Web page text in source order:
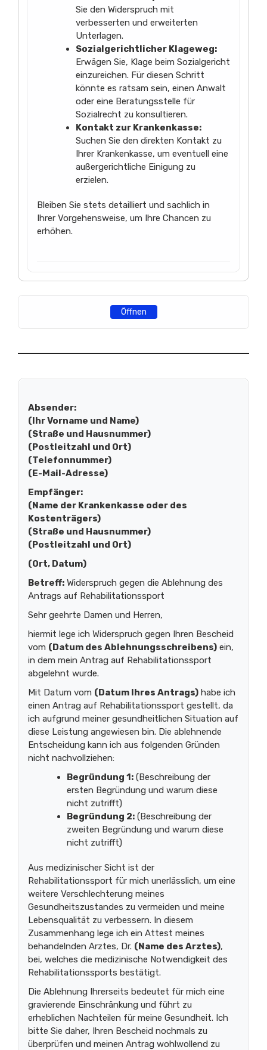
Sie den Widerspruch mit
verbesserten und erweiterten
Unterlagen.
Sozialgerichtlicher Klageweg:
Erwägen Sie, Klage beim Sozialgericht
einzureichen. Für diesen Schritt
könnte es ratsam sein, einen Anwalt
oder eine Beratungsstelle für
Sozialrecht zu konsultieren.
Kontakt zur Krankenkasse:
Suchen Sie den direkten Kontakt zu
Ihrer Krankenkasse, um eventuell eine
außergerichtliche Einigung zu
erzielen.
Bleiben Sie stets detailliert und sachlich in
Ihrer Vorgehensweise, um Ihre Chancen zu
erhöhen.
Öffnen
Absender:
(Ihr Vorname und Name)
(Straße und Hausnummer)
(Postleitzahl und Ort)
(Telefonnummer)
(E-Mail-Adresse)
Empfänger:
(Name der Krankenkasse oder des
Kostenträgers)
(Straße und Hausnummer)
(Postleitzahl und Ort)
(Ort, Datum)
Betreff: Widerspruch gegen die Ablehnung des
Antrags auf Rehabilitationssport
Sehr geehrte Damen und Herren,
hiermit lege ich Widerspruch gegen Ihren Bescheid
vom (Datum des Ablehnungsschreibens) ein,
in dem mein Antrag auf Rehabilitationssport
abgelehnt wurde.
Mit Datum vom (Datum Ihres Antrags) habe ich
einen Antrag auf Rehabilitationssport gestellt, da
ich aufgrund meiner gesundheitlichen Situation auf
diese Leistung angewiesen bin. Die ablehnende
Entscheidung kann ich aus folgenden Gründen
nicht nachvollziehen:
Begründung 1: (Beschreibung der
ersten Begründung und warum diese
nicht zutrifft)
Begründung 2: (Beschreibung der
zweiten Begründung und warum diese
nicht zutrifft)
Aus medizinischer Sicht ist der
Rehabilitationssport für mich unerlässlich, um eine
weitere Verschlechterung meines
Gesundheitszustandes zu vermeiden und meine
Lebensqualität zu verbessern. In diesem
Zusammenhang lege ich ein Attest meines
behandelnden Arztes, Dr. (Name des Arztes),
bei, welches die medizinische Notwendigkeit des
Rehabilitationssports bestätigt.
Die Ablehnung Ihrerseits bedeutet für mich eine
gravierende Einschränkung und führt zu
erheblichen Nachteilen für meine Gesundheit. Ich
bitte Sie daher, Ihren Bescheid nochmals zu
überprüfen und meinen Antrag wohlwollend zu